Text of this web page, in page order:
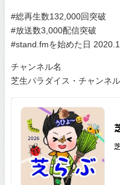
#総再生数132,000回突破
#放送数3,000配信突破
#stand.fmを始めた日
チャンネル名
芝生パラダイス・チャンネル